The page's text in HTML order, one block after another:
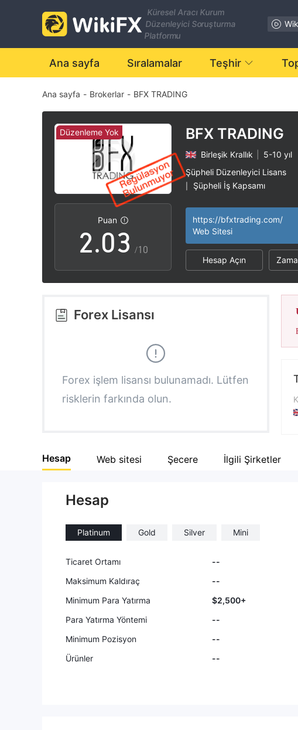
Küresel Aracı Kurum
Düzenleyici Soruşturma
Platformu
Ana sayfa Sıralamalar Teşhir
Ana sayfa - Brokerlar - BFX TRADING
Düzenleme Yok
Puan
0
1
2
3
4
6
7
.0
1
2
4
5
6
8
9
0
1
2
3
4
5
7
8
9
/10
BFX TRADING
Birleşik Krallık
5-10 yıl
Şüpheli Düzenleyici Lisans
Şüpheli İş Kapsamı
https://bfxtrading.com/
Web Sitesi
Hesap Açın
Forex Lisansı
Forex işlem lisansı bulunamadı. Lütfen
risklerin farkında olun.
Hesap Web sitesi Şecere İlgili Şirketler
Hesap
Platinum Gold Silver Mini
Ticaret Ortamı --
Maksimum Kaldıraç
--
Minimum Para Yatırma
$2,500+
Para Yatırma Yöntemi
--
Minimum Pozisyon
--
Ürünler
--